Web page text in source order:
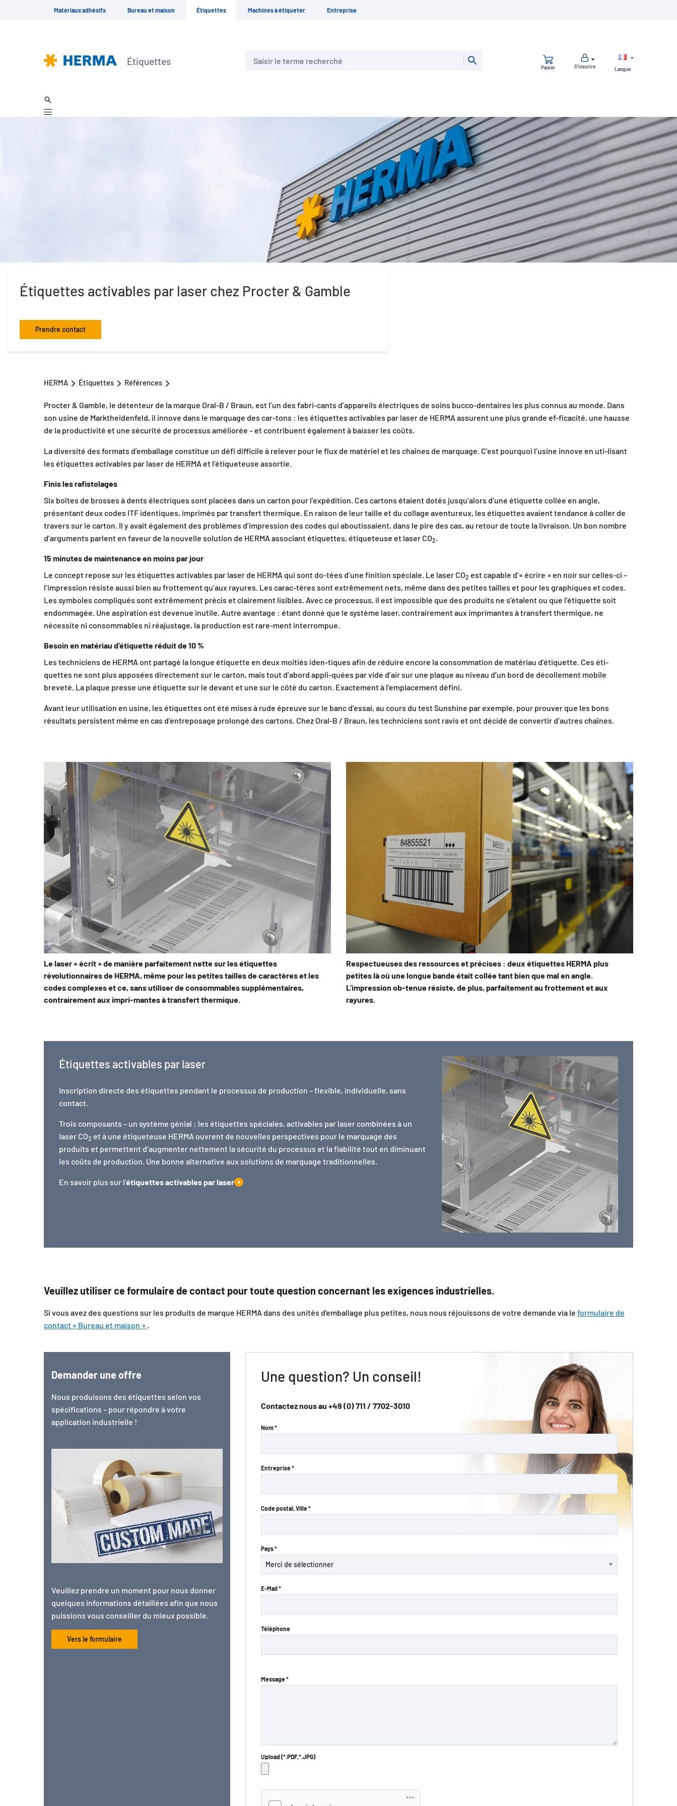
Matériaux adhésifs Bureau et maison Étiquettes Machines à étiqueter Entreprise
Étiquettes
Langue
S’inscrire
Panier
Étiquettes activables par laser chez Procter & Gamble
Prendre contact
HERMA Étiquettes Références
Procter & Gamble, le détenteur de la marque Oral-B / Braun, est l’un des fabri-cants d’appareils électriques de soins bucco-dentaires les plus connus au monde. Dans
son usine de Marktheidenfeld, il innove dans le marquage des car-tons : les étiquettes activables par laser de HERMA assurent une plus grande ef-ficacité, une hausse
de la productivité et une sécurité de processus améliorée – et contribuent également à baisser les coûts.
La diversité des formats d’emballage constitue un défi difficile à relever pour le flux de matériel et les chaînes de marquage. C’est pourquoi l’usine innove en uti-lisant
les étiquettes activables par laser de HERMA et l’étiqueteuse assortie.
Finis les rafistolages
Six boîtes de brosses à dents électriques sont placées dans un carton pour l’expédition. Ces cartons étaient dotés jusqu’alors d’une étiquette collée en angle,
présentant deux codes ITF identiques, imprimés par transfert thermique. En raison de leur taille et du collage aventureux, les étiquettes avaient tendance à coller de
travers sur le carton. Il y avait également des problèmes d’impression des codes qui aboutissaient, dans le pire des cas, au retour de toute la livraison. Un bon nombre
d’arguments parlent en faveur de la nouvelle solution de HERMA associant étiquettes, étiqueteuse et laser CO2.
15 minutes de maintenance en moins par jour
Le concept repose sur les étiquettes activables par laser de HERMA qui sont do-tées d’une finition spéciale. Le laser CO2 est capable d’« écrire » en noir sur celles-ci –
l’impression résiste aussi bien au frottement qu’aux rayures. Les carac-tères sont extrêmement nets, même dans des petites tailles et pour les graphiques et codes.
Les symboles compliqués sont extrêmement précis et clairement lisibles. Avec ce processus, il est impossible que des produits ne s’étalent ou que l’étiquette soit
endommagée. Une aspiration est devenue inutile. Autre avantage : étant donné que le système laser, contrairement aux imprimantes à transfert thermique, ne
nécessite ni consommables ni réajustage, la production est rare-ment interrompue.
Besoin en matériau d’étiquette réduit de 10 %
Les techniciens de HERMA ont partagé la longue étiquette en deux moitiés iden-tiques afin de réduire encore la consommation de matériau d’étiquette. Ces éti-
quettes ne sont plus apposées directement sur le carton, mais tout d’abord appli-quées par vide d’air sur une plaque au niveau d’un bord de décollement mobile
breveté. La plaque presse une étiquette sur le devant et une sur le côté du carton. Exactement à l’emplacement défini.
Avant leur utilisation en usine, les étiquettes ont été mises à rude épreuve sur le banc d’essai, au cours du test Sunshine par exemple, pour prouver que les bons
résultats persistent même en cas d’entreposage prolongé des cartons. Chez Oral-B / Braun, les techniciens sont ravis et ont décidé de convertir d’autres chaînes.
Le laser « écrit » de manière parfaitement nette sur les étiquettes
révolutionnaires de HERMA, même pour les petites tailles de caractères et les
codes complexes et ce, sans utiliser de consommables supplémentaires,
contrairement aux impri-mantes à transfert thermique.
Respectueuses des ressources et précises : deux étiquettes HERMA plus
petites là où une longue bande était collée tant bien que mal en angle.
L’impression ob-tenue résiste, de plus, parfaitement au frottement et aux
rayures.
Étiquettes activables par laser
Inscription directe des étiquettes pendant le processus de production – flexible, individuelle, sans
contact.
Trois composants – un système génial : les étiquettes spéciales, activables par laser combinées à un
laser CO2 et à une étiqueteuse HERMA ouvrent de nouvelles perspectives pour le marquage des
produits et permettent d’augmenter nettement la sécurité du processus et la fiabilité tout en diminuant
les coûts de production. Une bonne alternative aux solutions de marquage traditionnelles.
En savoir plus sur l'étiquettes activables par laser
Veuillez utiliser ce formulaire de contact pour toute question concernant les exigences industrielles.
Si vous avez des questions sur les produits de marque HERMA dans des unités d'emballage plus petites, nous nous réjouissons de votre demande via le formulaire de
contact « Bureau et maison » .
Demander une offre
Nous produisons des étiquettes selon vos
spécifications – pour répondre à votre
application industrielle !
Veuillez prendre un moment pour nous donner
quelques informations détaillées afin que nous
puissions vous conseiller du mieux possible.
Vers le formulaire
Une question? Un conseil!
Contactez nous au +49 (0) 711 / 7702-3010
Nom *
Entreprise *
Code postal, Ville *
Pays *
E-Mail *
Téléphone
Message *
Upload (*.PDF,*.JPG)